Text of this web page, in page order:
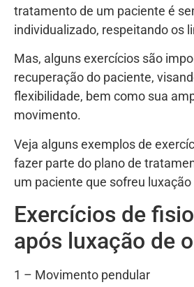
tratamento de um paciente é
individualizado, respeitando os
Mas, alguns exercícios são
recuperação do paciente,
flexibilidade, bem como sua
movimento.
Veja alguns exemplos de
fazer parte do plano de
um paciente que sofreu
Exercícios de
após luxação de
1 – Movimento pendular